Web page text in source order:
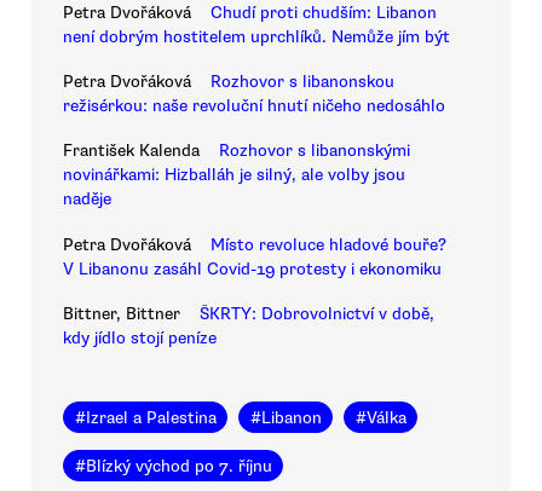
Petra Dvořáková
Chudí proti chudším: Libanon
není dobrým hostitelem uprchlíků. Nemůže jím být
Petra Dvořáková
Rozhovor s libanonskou
režisérkou: naše revoluční hnutí ničeho nedosáhlo
František Kalenda
Rozhovor s libanonskými
novinářkami: Hizballáh je silný, ale volby jsou
naděje
Petra Dvořáková
Místo revoluce hladové bouře?
V Libanonu zasáhl Covid-19 protesty i ekonomiku
Bittner, Bittner
ŠKRTY: Dobrovolnictví v době,
kdy jídlo stojí peníze
#Izrael a Palestina #Libanon #Válka
#Blízký východ po 7. říjnu